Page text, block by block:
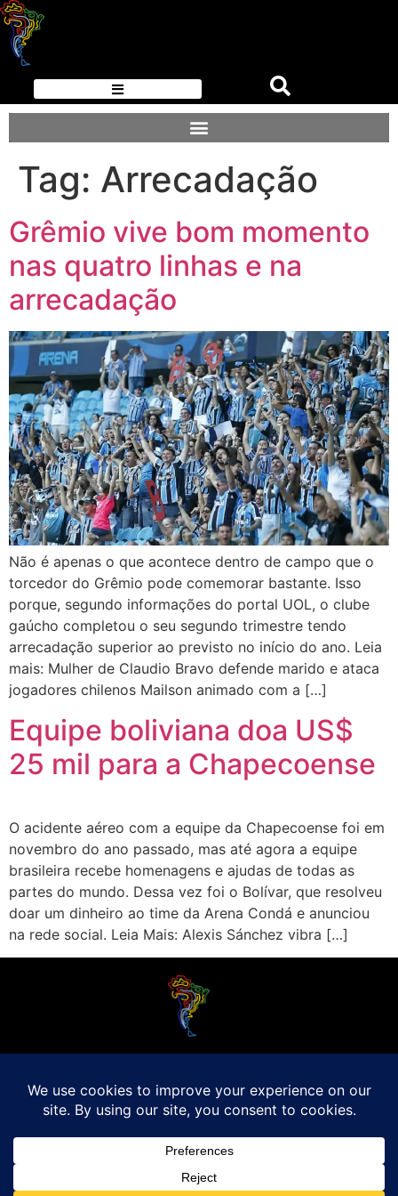
Tag: Arrecadação
Grêmio vive bom momento
nas quatro linhas e na
arrecadação
Não é apenas o que acontece dentro de campo que o
torcedor do Grêmio pode comemorar bastante. Isso
porque, segundo informações do portal UOL, o clube
gaúcho completou o seu segundo trimestre tendo
arrecadação superior ao previsto no início do ano. Leia
mais: Mulher de Claudio Bravo defende marido e ataca
jogadores chilenos Mailson animado com a […]
Equipe boliviana doa US$
25 mil para a Chapecoense
O acidente aéreo com a equipe da Chapecoense foi em
novembro do ano passado, mas até agora a equipe
brasileira recebe homenagens e ajudas de todas as
partes do mundo. Dessa vez foi o Bolívar, que resolveu
doar um dinheiro ao time da Arena Condá e anunciou
na rede social. Leia Mais: Alexis Sánchez vibra […]
quer mesmo é saber de tudo, desde a final do Brasileirão até a 5a rodada do
Peruano, com a mesma seriedade e com a mesma paixão.Leia Mais
Entre em contato conosco:comercial@futebolatino.com.br
© Futebol Latino - Todos os Direitos Reservados - 2021